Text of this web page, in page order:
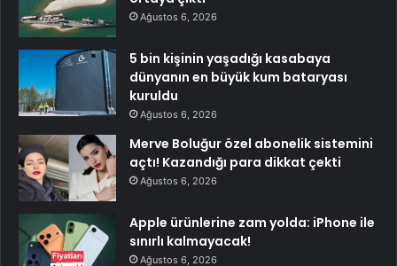
Ağustos 6, 2026
5 bin kişinin yaşadığı kasabaya
dünyanın en büyük kum bataryası
kuruldu
Ağustos 6, 2026
Merve Boluğur özel abonelik sistemini
açtı! Kazandığı para dikkat çekti
Ağustos 6, 2026
Apple ürünlerine zam yolda: iPhone ile
sınırlı kalmayacak!
Ağustos 6, 2026